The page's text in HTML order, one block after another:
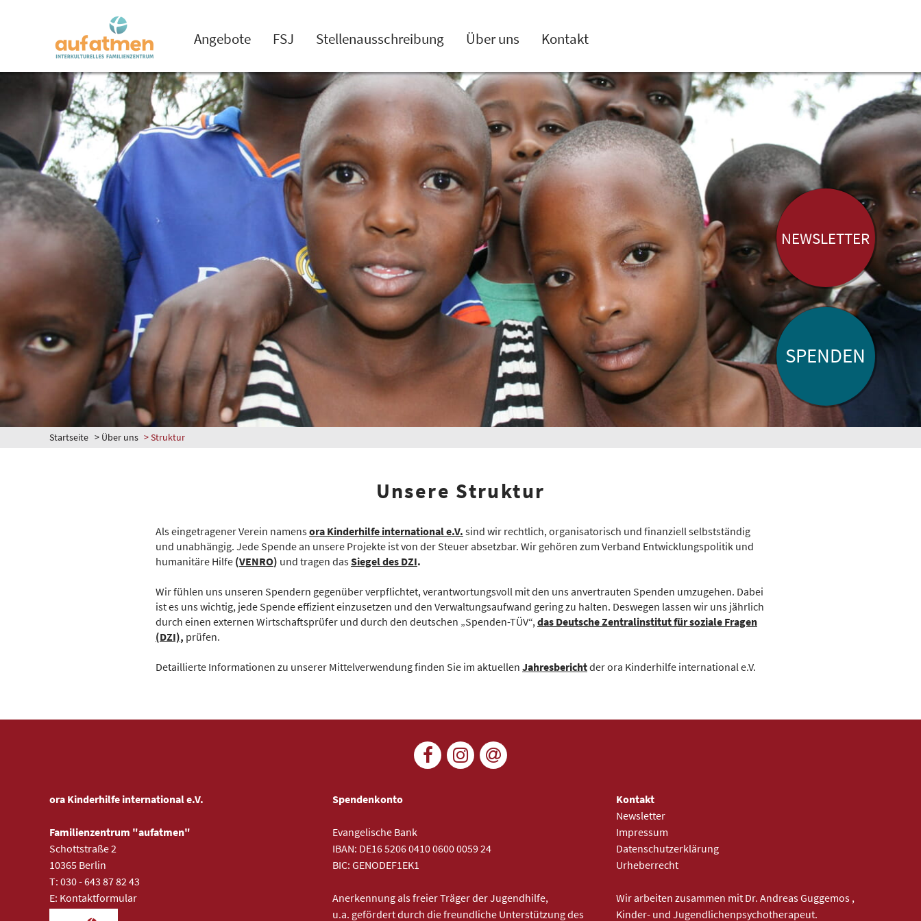
Angebote FSJ Stellenausschreibung Über uns Kontakt
NEWS­LETTER
SPENDEN
Startseite > Über uns >Struktur
Unsere Struktur
Als eingetragener Verein namensora Kinderhilfe international e.V. sind wir rechtlich, organisatorisch und finanziell selbstständig
und unabhängig. Jede Spende an unsere Projekte ist von der Steuer absetzbar. Wir gehören zum Verband Entwicklungspolitik und
humanitäre Hilfe (VENRO) und tragen dasSiegel des DZI.
Wir fühlen uns unseren Spendern gegenüber verpflichtet, verantwortungsvoll mit den uns anvertrauten Spenden umzugehen. Dabei
ist es uns wichtig, jede Spende effizient einzusetzen und den Verwaltungsaufwand gering zu halten. Deswegen lassen wir uns jährlich
durch einen externen Wirtschaftsprüfer und durch den deutschen „Spenden-TÜV“, das Deutsche Zentralinstitut für soziale Fragen
(DZI), prüfen.
Detaillierte Informationen zu unserer Mittelverwendung finden Sie im aktuellen Jahresberichtder ora Kinderhilfe international e.V.
ora Kinderhilfe international e.V.
Familienzentrum "aufatmen"
Schottstraße 2
10365 Berlin
T: 030 - 643 87 82 43
E: Kontaktformular
Spendenkonto
Evangelische Bank
IBAN: DE16 5206 0410 0600 0059 24
BIC: GENODEF1EK1
Anerkennung als freier Träger der Jugendhilfe,
u.a. gefördert durch die freundliche Unterstützung des
Kontakt
Newsletter
Impressum
Datenschutzerklärung
Urheberrecht
Wir arbeiten zusammen mit Dr. Andreas Guggemos öffnet in
,
Kinder- und Jugendlichenpsychotherapeut.